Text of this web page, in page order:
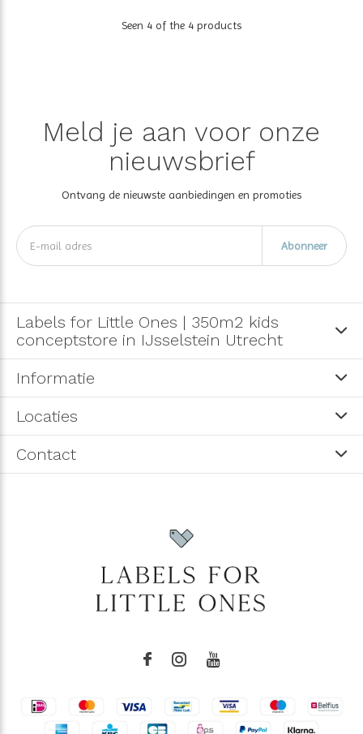
Seen 4 of the 4 products
Meld je aan voor onze
nieuwsbrief
Ontvang de nieuwste aanbiedingen en promoties
Abonneer
Labels for Little Ones | 350m2 kids
conceptstore in IJsselstein Utrecht
Informatie
Locaties
Contact